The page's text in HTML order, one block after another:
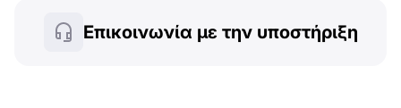
Επικοινωνία με την υποστήριξη